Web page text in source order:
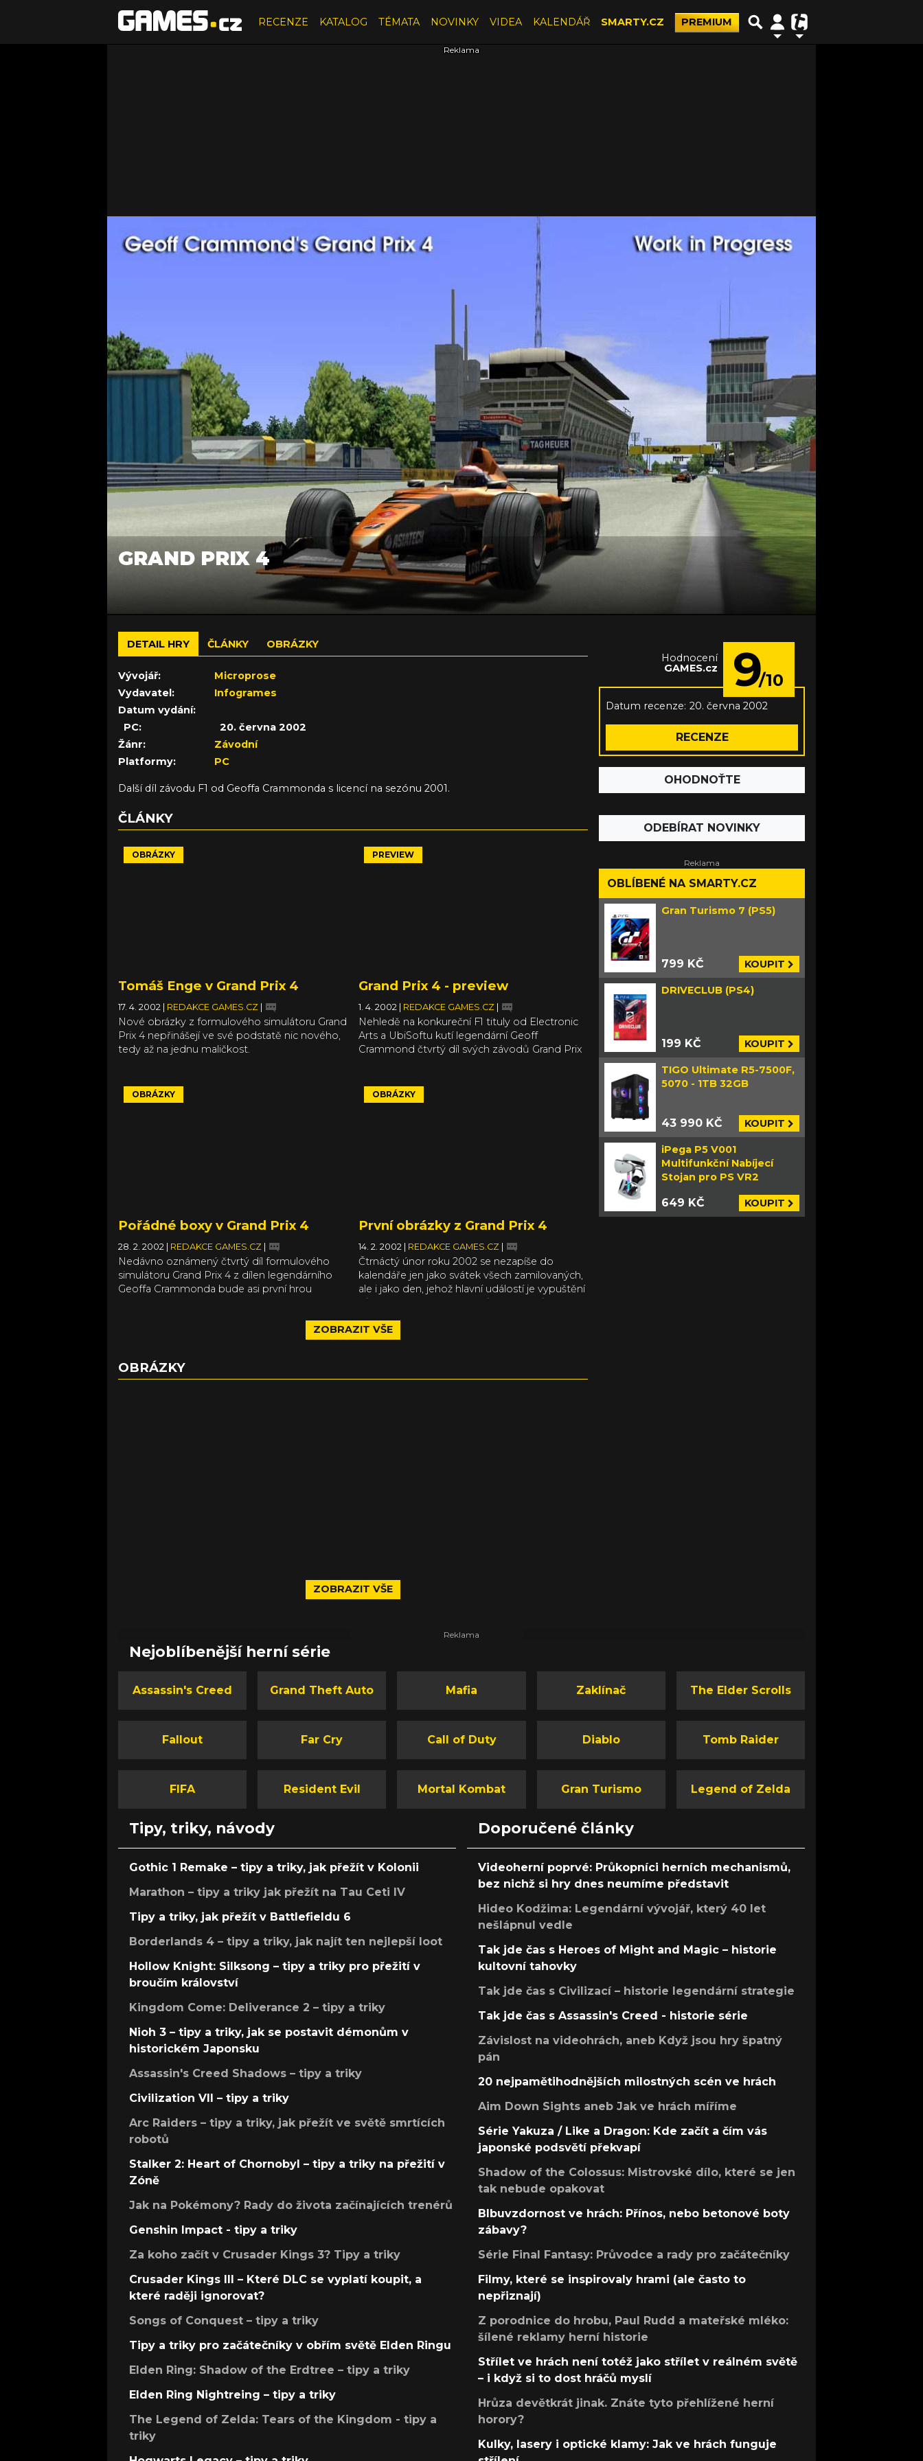
RECENZE KATALOG TÉMATA NOVINKY VIDEA KALENDÁŘ SMARTY.CZ PREMIUM
GRAND PRIX 4
DETAIL HRY ČLÁNKY OBRÁZKY
Vývojář:
Microprose
Vydavatel:
Infogrames
Datum vydání:
PC:
20. června 2002
Žánr:
Závodní
Platformy:
PC
Další díl závodu F1 od Geoffa Crammonda s licencí na sezónu 2001.
ČLÁNKY
OBRÁZKY
Tomáš Enge v Grand Prix 4
17. 4. 2002 REDAKCE GAMES.CZ
Nové obrázky z formulového simulátoru Grand
Prix 4 nepřinášejí ve své podstatě nic nového,
tedy až na jednu maličkost.
PREVIEW
Grand Prix 4 - preview
1. 4. 2002 REDAKCE GAMES.CZ
Nehledě na konkureční F1 tituly od Electronic
Arts a UbiSoftu kutí legendární Geoff
Crammond čtvrtý díl svých závodů Grand Prix
OBRÁZKY
Pořádné boxy v Grand Prix 4
28. 2. 2002 REDAKCE GAMES.CZ
Nedávno oznámený čtvrtý díl formulového
simulátoru Grand Prix 4 z dílen legendárního
Geoffa Crammonda bude asi první hrou
OBRÁZKY
První obrázky z Grand Prix 4
14. 2. 2002 REDAKCE GAMES.CZ
Čtrnáctý únor roku 2002 se nezapíše do
kalendáře jen jako svátek všech zamilovaných,
ale i jako den, jehož hlavní událostí je vypuštění
vůbec prvních screenshotů a artworků z
Infogrames.
ZOBRAZIT VŠE
OBRÁZKY
ZOBRAZIT VŠE
Hodnocení
GAMES.cz
9/10
Datum recenze: 20. června 2002
RECENZE
OHODNOŤTE
ODEBÍRAT NOVINKY
OBLÍBENÉ NA SMARTY.CZ
Gran Turismo 7 (PS5)
799 KČ KOUPIT
DRIVECLUB (PS4)
199 KČ KOUPIT
TIGO Ultimate R5-7500F,
5070 - 1TB 32GB
43 990 KČ KOUPIT
iPega P5 V001
Multifunkční Nabíjecí
Stojan pro PS VR2
649 KČ KOUPIT
Nejoblíbenější herní série
Assassin's Creed Grand Theft Auto Mafia Zaklínač The Elder Scrolls
Fallout Far Cry Call of Duty Diablo Tomb Raider
FIFA Resident Evil Mortal Kombat Gran Turismo Legend of Zelda
Tipy, triky, návody
Gothic 1 Remake – tipy a triky, jak přežít v Kolonii
Marathon – tipy a triky jak přežít na Tau Ceti IV
Tipy a triky, jak přežít v Battlefieldu 6
Borderlands 4 – tipy a triky, jak najít ten nejlepší loot
Hollow Knight: Silksong – tipy a triky pro přežití v
broučím království
Kingdom Come: Deliverance 2 – tipy a triky
Nioh 3 – tipy a triky, jak se postavit démonům v
historickém Japonsku
Assassin's Creed Shadows – tipy a triky
Civilization VII – tipy a triky
Arc Raiders – tipy a triky, jak přežít ve světě smrtících
robotů
Stalker 2: Heart of Chornobyl – tipy a triky na přežití v
Zóně
Jak na Pokémony? Rady do života začínajících trenérů
Genshin Impact - tipy a triky
Za koho začít v Crusader Kings 3? Tipy a triky
Crusader Kings III – Které DLC se vyplatí koupit, a
které raději ignorovat?
Songs of Conquest – tipy a triky
Tipy a triky pro začátečníky v obřím světě Elden Ringu
Elden Ring: Shadow of the Erdtree – tipy a triky
Elden Ring Nightreing – tipy a triky
The Legend of Zelda: Tears of the Kingdom - tipy a
triky
Doporučené články
Videoherní poprvé: Průkopníci herních mechanismů,
bez nichž si hry dnes neumíme představit
Hideo Kodžima: Legendární vývojář, který 40 let
nešlápnul vedle
Tak jde čas s Heroes of Might and Magic – historie
kultovní tahovky
Tak jde čas s Civilizací – historie legendární strategie
Tak jde čas s Assassin's Creed - historie série
Závislost na videohrách, aneb Když jsou hry špatný
pán
20 nejpamětihodnějších milostných scén ve hrách
Aim Down Sights aneb Jak ve hrách míříme
Série Yakuza / Like a Dragon: Kde začít a čím vás
japonské podsvětí překvapí
Shadow of the Colossus: Mistrovské dílo, které se jen
tak nebude opakovat
Blbuvzdornost ve hrách: Přínos, nebo betonové boty
zábavy?
Série Final Fantasy: Průvodce a rady pro začátečníky
Filmy, které se inspirovaly hrami (ale často to
nepřiznají)
Z porodnice do hrobu, Paul Rudd a mateřské mléko:
šílené reklamy herní historie
Střílet ve hrách není totéž jako střílet v reálném světě
– i když si to dost hráčů myslí
Hrůza devětkrát jinak. Znáte tyto přehlížené herní
horory?
Kulky, lasery i optické klamy: Jak ve hrách funguje